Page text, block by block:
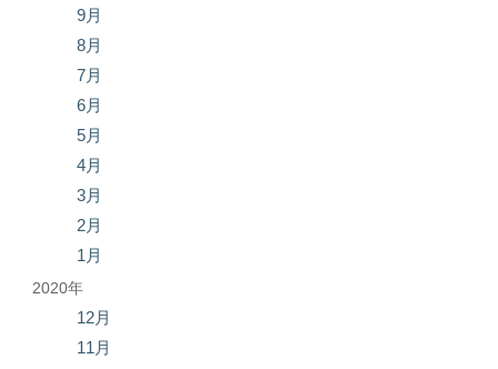
9月
8月
7月
6月
5月
4月
3月
2月
1月
2020年
12月
11月